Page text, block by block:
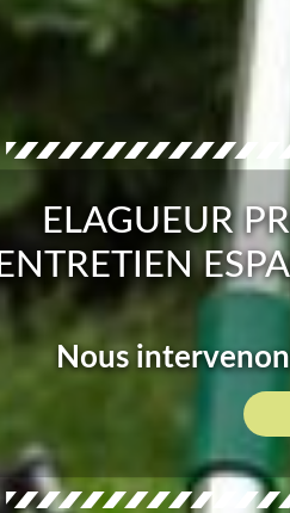
ELAGUEUR
ENTRETIEN
Nous